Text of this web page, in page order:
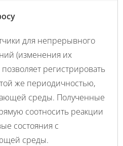
для непрерывного
(изменения их
регистрировать
же периодичностью,
среды. Полученные
соотносить реакции
состояния с
среды.